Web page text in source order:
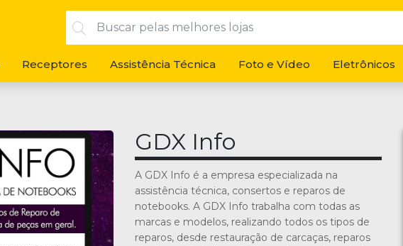
Receptores Assistência Técnica Foto e Vídeo Eletrônicos
GDX Info
A GDX Info é a empresa especializada na
assistência técnica, consertos e reparos de
notebooks. A GDX Info trabalha com todas as
marcas e modelos, realizando todos os tipos de
reparos, desde restauração de carcaças, reparos